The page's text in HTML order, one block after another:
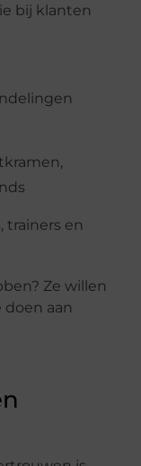
bij klanten
trainers en
Ze willen
doen aan